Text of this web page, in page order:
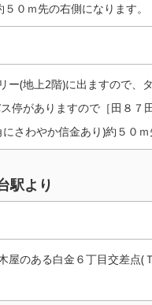
０ｍ先の右側になります。
(地上2階)に出ますので、
停がありますので［田８７
さわやか信金あり)約５０ｍ
駅より
のある白金６丁目交差点(